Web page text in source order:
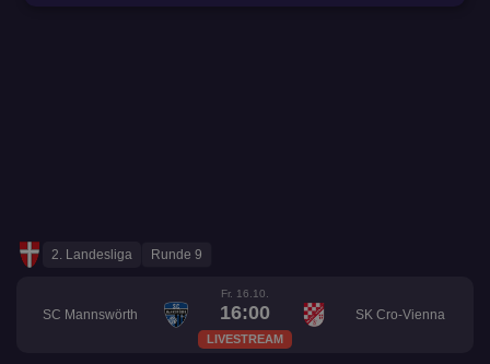
2. Landesliga Runde 9
SC Mannswörth
Fr. 16.10.
16:00
LIVESTREAM
SK Cro-Vienna